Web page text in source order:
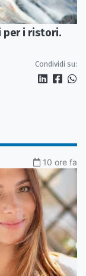
per i ristori.
Condividi su:
10 ore fa